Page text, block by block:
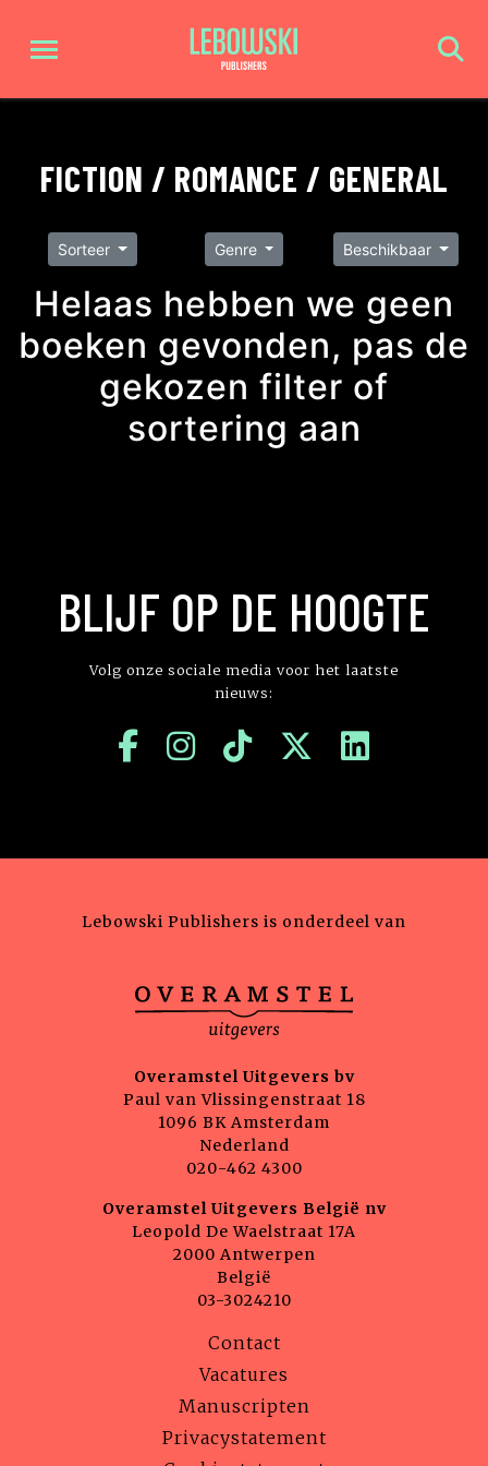
FICTION / ROMANCE / GENERAL
Sorteer Genre Beschikbaar
Helaas hebben we geen
boeken gevonden, pas de
gekozen filter of
sortering aan
BLIJF OP DE HOOGTE
Volg onze sociale media voor het laatste
nieuws:
Lebowski Publishers is onderdeel van
Overamstel Uitgevers bv
Paul van Vlissingenstraat 18
1096 BK Amsterdam
Nederland
020-462 4300
Overamstel Uitgevers België nv
Leopold De Waelstraat 17A
2000 Antwerpen
België
03-3024210
Contact
Vacatures
Manuscripten
Privacystatement